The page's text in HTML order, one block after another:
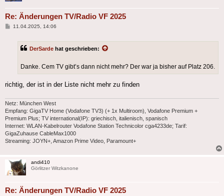
Re: Änderungen TV/Radio VF 2025
Beitrag
11.04.2025, 14:06
DerSarde hat geschrieben:
Danke. Cem TV gibt’s dann nicht mehr? Der war ja bisher auf Platz 206.
richtig, der ist in der Liste nicht mehr zu finden
Netz: München West
Empfang: GigaTV Home (Vodafone TV3) (+ 1x Multiroom), Vodafone Premium +
Premium Plus; TV international(IP): griechisch, italienisch, spanisch
Internet: WLAN-Kabelrouter Vodafone Station Technicolor cga4233de; Tarif:
GigaZuhause CableMax1000
Streaming: JOYN+, Amazon Prime Video, Paramount+
andi410
Görlitzer Witzkanone
Re: Änderungen TV/Radio VF 2025